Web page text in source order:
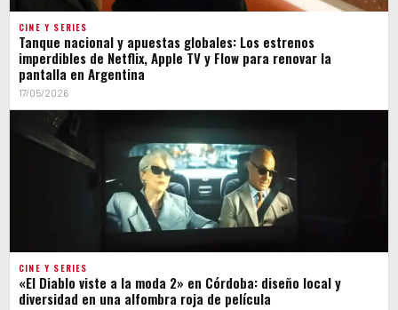
CINE Y SERIES
Tanque nacional y apuestas globales: Los estrenos
imperdibles de Netflix, Apple TV y Flow para renovar la
pantalla en Argentina
17/05/2026
CINE Y SERIES
«El Diablo viste a la moda 2» en Córdoba: diseño local y
diversidad en una alfombra roja de película